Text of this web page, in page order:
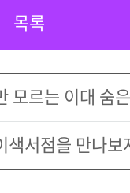
목록
모르는 이대 숨
색서점을 만나보